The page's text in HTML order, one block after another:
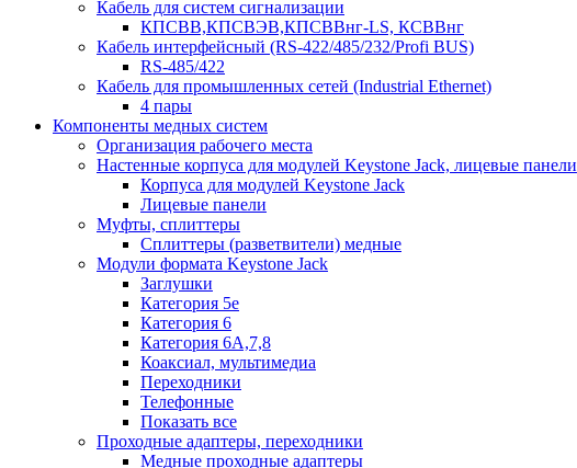
Кабель для систем сигнализации
КПСВВ,КПСВЭВ,КПСВВнг-LS, КСВВнг
Кабель интерфейсный (RS-422/485/232/Profi BUS)
RS-485/422
Кабель для промышленных сетей (Industrial Ethernet)
4 пары
Компоненты медных систем
Организация рабочего места
Настенные корпуса для модулей Keystone Jack, лицевые панели
Корпуса для модулей Keystone Jack
Лицевые панели
Муфты, сплиттеры
Сплиттеры (разветвители) медные
Модули формата Keystone Jack
Заглушки
Категория 5е
Категория 6
Категория 6А,7,8
Коаксиал, мультимедиа
Переходники
Телефонные
Показать все
Проходные адаптеры, переходники
Медные проходные адаптеры